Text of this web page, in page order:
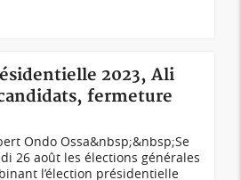
2023, Ali
fermeture
Ondo Ossa&nbsp;&nbsp;Se
26 août les élections générales
l’élection présidentielle